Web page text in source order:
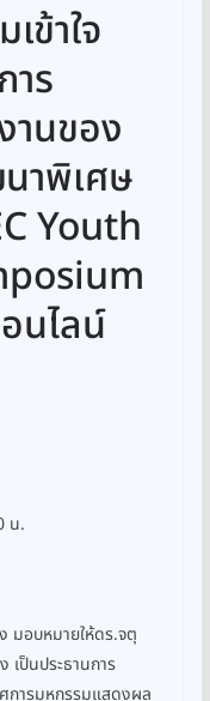
ข้าใจ
าร
นของ
าพิเศษ
Youth
นไลน์
น.
มอบหมายให้ดร.จตุ
ป็นประธานการ
การมหกรรมแสดงผล